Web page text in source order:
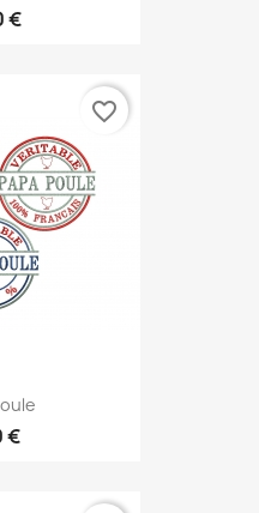
€
€
favorite_border